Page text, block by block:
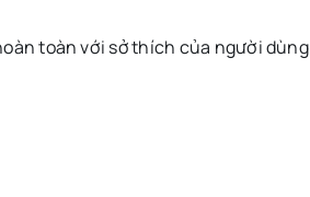
toàn với sở thích của người dùng